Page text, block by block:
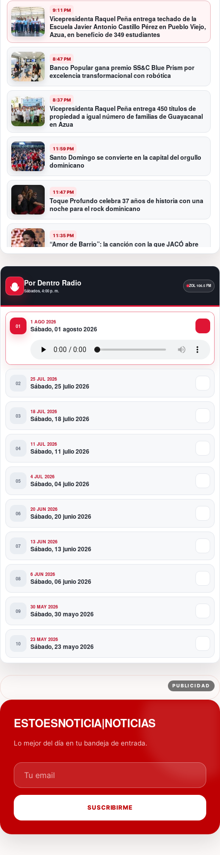
9:11 PM
Vicepresidenta Raquel Peña entrega techado de la
Escuela Javier Antonio Castillo Pérez en Pueblo Viejo,
Azua, en beneficio de 349 estudiantes
8:47 PM
Banco Popular gana premio SS&C Blue Prism por
excelencia transformacional con robótica
8:37 PM
Vicepresidenta Raquel Peña entrega 450 títulos de
propiedad a igual número de familias de Guayacanal
en Azua
11:59 PM
Santo Domingo se convierte en la capital del orgullo
dominicano
11:47 PM
Toque Profundo celebra 37 años de historia con una
noche para el rock dominicano
11:35 PM
“Amor de Barrio”: la canción con la que JACÓ abre
un nuevo capítulo en la bachata
Presidente Abinader participa en la transmisión de
mando presidencial de Abelardo de la Espriella en
10:34 PM
Presidente Abinader participa en la transmisión de
Colombia
Por Dentro Radio
Sábados, 4:00 p. m.
1 AGO 2026
Sábado, 01 agosto 2026
25 JUL 2026
Sábado, 25 julio 2026
18 JUL 2026
Sábado, 18 julio 2026
11 JUL 2026
Sábado, 11 julio 2026
4 JUL 2026
Sábado, 04 julio 2026
20 JUN 2026
Sábado, 20 junio 2026
13 JUN 2026
Sábado, 13 junio 2026
6 JUN 2026
Sábado, 06 junio 2026
30 MAY 2026
Sábado, 30 mayo 2026
23 MAY 2026
Sábado, 23 mayo 2026
PUBLICIDAD
ESTOESNOTICIA|NOTICIAS
Lo mejor del día en tu bandeja de entrada.
Tu email
SUSCRIBIRME